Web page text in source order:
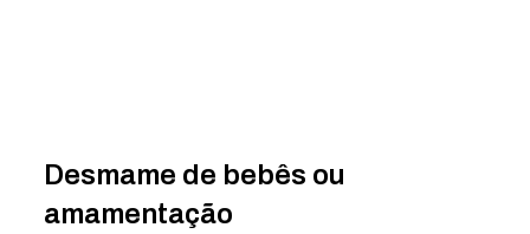
Desmame de bebês ou
amamentação